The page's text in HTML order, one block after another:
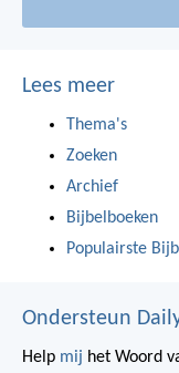
Lees meer
Thema's
Zoeken
Archief
Bijbelboeken
Populairste
Ondersteun
Help mij het Woord